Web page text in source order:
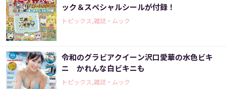
ック＆スペシャルシールが付録！
トピックス,雑誌・ムック
令和のグラビアクイーン沢口愛華の水色ビキ
ニ かれんな白ビキニも
トピックス,雑誌・ムック